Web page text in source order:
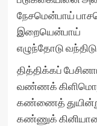
நேசமென்பாய்
இறையென்பாய்
எழுந்தோடு
தித்திக்கப்
வண்ணக்
கண்ணைத்
கண்ணுக்